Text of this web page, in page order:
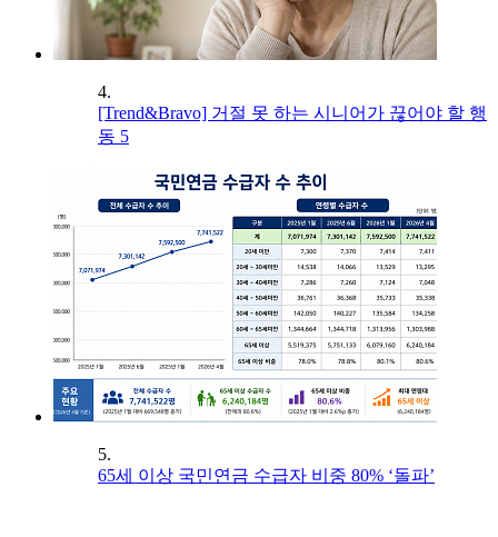
4.
[Trend&Bravo] 거절 못 하는 시니어가 끊어야 할 행
동 5
5.
65세 이상 국민연금 수급자 비중 80% ‘돌파’